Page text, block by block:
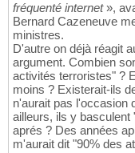
fréquenté internet»,
Bernard Cazeneuve
ministres.
D'autre on déjà réagit
argument. Combien
activités terroristes" ?
moins ? Existerait-ils
n'aurait pas l'occasion
ailleurs, ils y basculent
aprés ? Des années
m'aurait dit "90% des